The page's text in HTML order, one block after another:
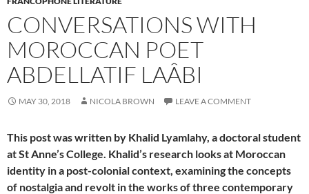
CONVERSATIONS WITH
MOROCCAN POET
ABDELLATIF LAÂBI
MAY 30, 2018 NICOLA BROWN LEAVE A COMMENT
This post was written by Khalid Lyamlahy, a doctoral student
at St Anne’s College. Khalid’s research looks at Moroccan
identity in a post-colonial context, examining the concepts
of nostalgia and revolt in the works of three contemporary